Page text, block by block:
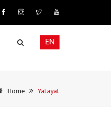
EN
Home Yatayat